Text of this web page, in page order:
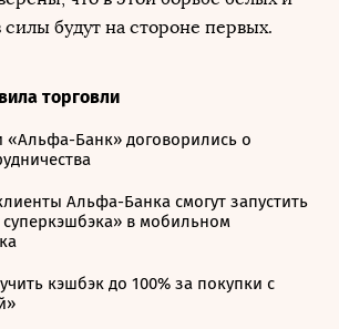
будут на стороне первых.
торговли
«Альфа-Банк» договорились о
Альфа-Банка смогут запустить
в мобильном
кэшбэк до 100% за покупки с